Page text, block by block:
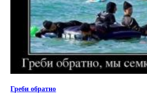
Греби обратно